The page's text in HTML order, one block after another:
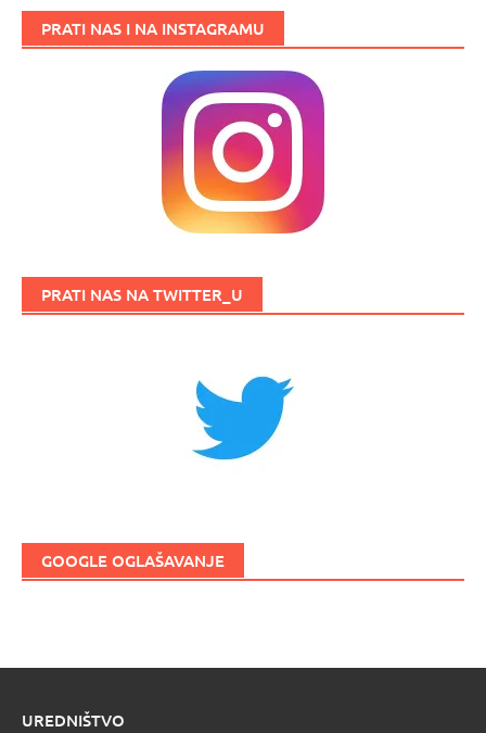
PRATI NAS I NA INSTAGRAMU
PRATI NAS NA TWITTER_U
GOOGLE OGLAŠAVANJE
UREDNIŠTVO